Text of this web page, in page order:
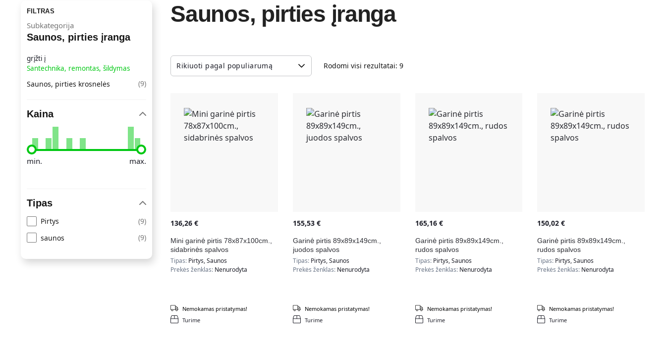
Saunos, pirties įranga
Rodomi visi rezultatai: 9
136,26€
Mini garinė pirtis 78x87x100cm.,
sidabrinės spalvos
Tipas: Pirtys, Saunos
Prekės ženklas: Nenurodyta
Turime
Nemokamas pristatymas!
155,53 €
Garinė pirtis 89x89x149cm.,
juodos spalvos
Tipas: Pirtys, Saunos
Prekės ženklas: Nenurodyta
Turime
Nemokamas pristatymas!
165,16 €
Garinė pirtis 89x89x149cm.,
rudos spalvos
Tipas: Pirtys, Saunos
Prekės ženklas: Nenurodyta
Turime
Nemokamas pristatymas!
150,02€
Garinė pirtis 89x89x149cm.,
rudos spalvos
Tipas: Pirtys, Saunos
Prekės ženklas: Nenurodyta
Turime
Nemokamas pristatymas!
FILTRAS
Subkategorija
Saunos, pirties įranga
grįžti į
Santechnika, remontas, šildymas
Saunos, pirties krosnelės (9)
Kaina
min. max.
Tipas
Pirtys (9)
saunos
(9)